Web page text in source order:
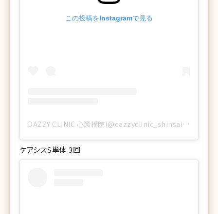
この投稿をInstagramで見る
DAZZY CLINIC 心斎橋院(@dazzyclinic_shinsaibashi)がシェアした投稿
ケアシスS単体 3回